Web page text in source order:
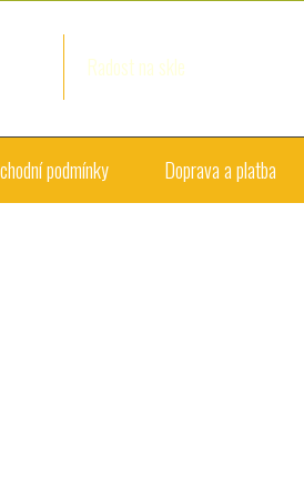
Radost na skle
podmínky Doprava a platba